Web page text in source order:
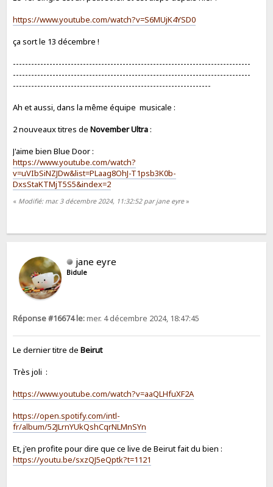
https://www.youtube.com/watch?v=S6MUjK4YSD0
ça sort le 13 décembre !
------------------------------------------------------------------------------
------------------------------------------------------------------------------
-----------------------------------------------------------------
Ah et aussi, dans la même équipe musicale :
2 nouveaux titres deNovember Ultra:
J'aime bien Blue Door :
https://www.youtube.com/watch?
v=uVIbSiNZJDw&list=PLaag8OhJ-T1psb3K0b-
DxsStaKTMjT5S5&index=2
« Modifié: mar. 3 décembre 2024, 11:32:52 par jane eyre»
jane eyre
Bidule
Réponse #16674 le:mer. 4 décembre 2024, 18:47:45
Le dernier titre de Beirut
Très joli :
https://www.youtube.com/watch?v=aaQLHfuXF2A
https://open.spotify.com/intl-
fr/album/52JLrnYUkQshCqrNLMnSYn
Et, j'en profite pour dire que ce live de Beirut fait du bien :
https://youtu.be/sxzQJ5eQptk?t=1121